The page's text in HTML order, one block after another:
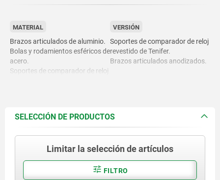
MATERIAL
Brazos articulados de aluminio.
Bolas y rodamientos esféricos de
acero.
Soportes de comparador de reloj
VERSIÓN
Soportes de comparador de reloj
revestido de Tenifer.
Brazos articulados anodizados.
SELECCIÓN DE PRODUCTOS
Limitar la selección de artículos
FILTRO